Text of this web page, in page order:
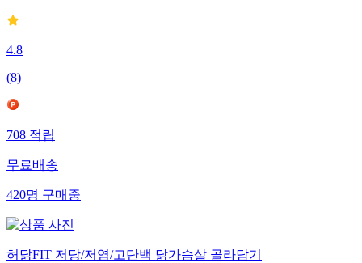
4.8
(8)
708 적립
무료배송
420명 구매중
허닭FIT 저당/저염/고단백 닭가슴살 골라담기